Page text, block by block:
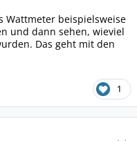
Wattmeter beispielsweise
und dann sehen, wieviel
Das geht mit den
1